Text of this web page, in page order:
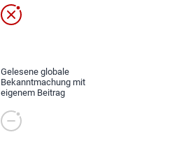
Gelesene globale
Bekanntmachung mit
eigenem Beitrag